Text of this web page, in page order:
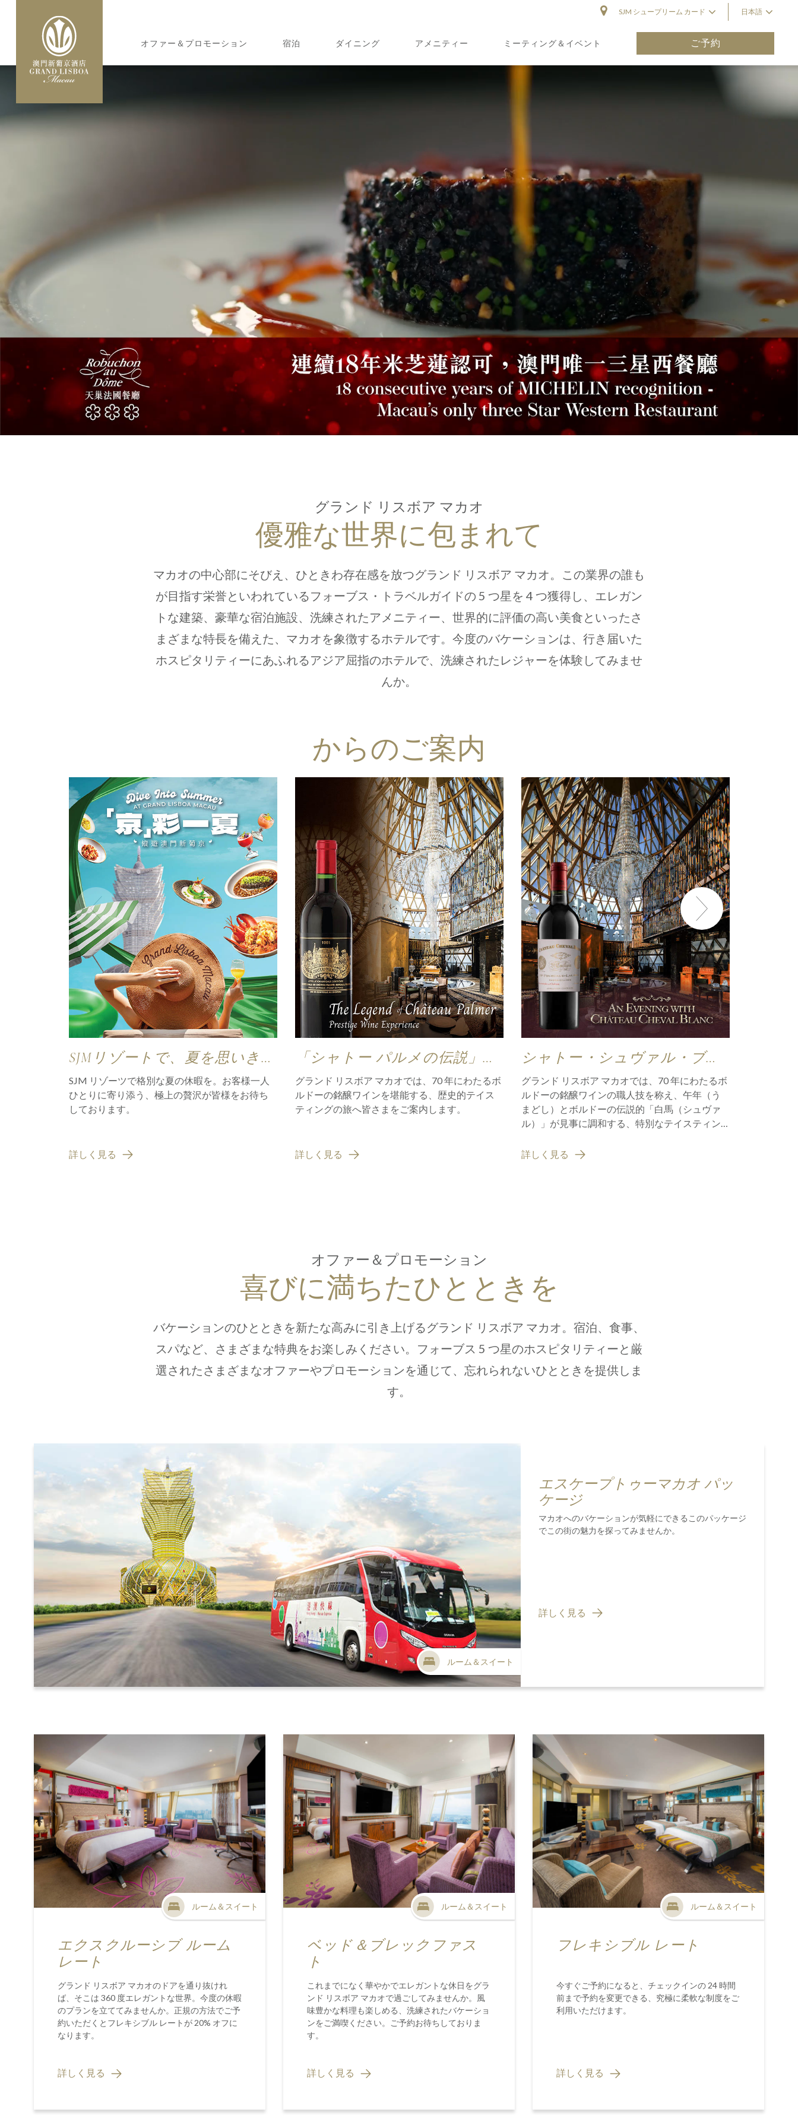
ン
に
SJM シュープリーム カード 日本語
NAVIGATION
オファー＆プロモーション 宿泊 ダイニング アメニティー ミーティング＆イベント ご予約
グランド リスボア マカオ
優雅な世界に包まれて
マカオの中心部にそびえ、ひときわ存在感を放つグランド リスボア マカオ。この業界の誰も
が目指す栄誉といわれているフォーブス・トラベルガイドの 5 つ星を 4 つ獲得し、エレガン
トな建築、豪華な宿泊施設、洗練されたアメニティー、世界的に評価の高い美食といったさ
まざまな特長を備えた、マカオを象徴するホテルです。今度のバケーションは、行き届いた
ホスピタリティーにあふれるアジア屈指のホテルで、洗練されたレジャーを体験してみませ
んか。
からのご案内
SJMリゾートで、夏を思いきり
楽しんで
SJM リゾーツで格別な夏の休暇を。お客様一人
ひとりに寄り添う、極上の贅沢が皆様をお待ち
しております。
詳しく見る
「シャトー パルメの伝説」プ
レステージ ワイン エクスペ
リエンス
グランド リスボア マカオでは、70 年にわたるボ
ルドーの銘醸ワインを堪能する、歴史的テイス
ティングの旅へ皆さまをご案内します。
詳しく見る
シャトー・シュヴァル・ブラ
ンの夕べ
グランド リスボア マカオでは、70 年にわたるボ
ルドーの銘醸ワインの職人技を称え、午年（う
まどし）とボルドーの伝説的「白馬（シュヴァ
ル）」が見事に調和する、特別なテイスティン
詳しく見る
オファー＆プロモーション
喜びに満ちたひとときを
バケーションのひとときを新たな高みに引き上げるグランド リスボア マカオ。宿泊、食事、
スパなど、さまざまな特典をお楽しみください。フォーブス 5 つ星のホスピタリティーと厳
選されたさまざまなオファーやプロモーションを通じて、忘れられないひとときを提供しま
す。
ルーム＆スイート
エスケープトゥーマカオ パッ
ケージ
マカオへのバケーションが気軽にできるこのパッケージ
でこの街の魅力を探ってみませんか。
詳しく見る
ルーム＆スイート
エクスクルーシブ ルーム
レート
グランド リスボア マカオのドアを通り抜けれ
ば、そこは 360 度エレガントな世界。今度の休暇
のプランを立ててみませんか。正規の方法でご予
約いただくとフレキシブル レートが 20% オフに
なります。
詳しく見る
ルーム＆スイート
ベッド＆ブレックファス
ト
これまでになく華やかでエレガントな休日をグラ
ンド リスボア マカオで過ごしてみませんか。風
味豊かな料理も楽しめる、洗練されたバケーショ
ンをご満喫ください。ご予約お待ちしておりま
す。
詳しく見る
ルーム＆スイート
フレキシブル レート
今すぐご予約になると、チェックインの 24 時間
前まで予約を変更できる、究極に柔軟な制度をご
利用いただけます。
詳しく見る